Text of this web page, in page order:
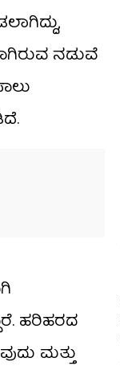
ನಡುವೆ
ಹರಿಹರದ
ಮತ್ತು